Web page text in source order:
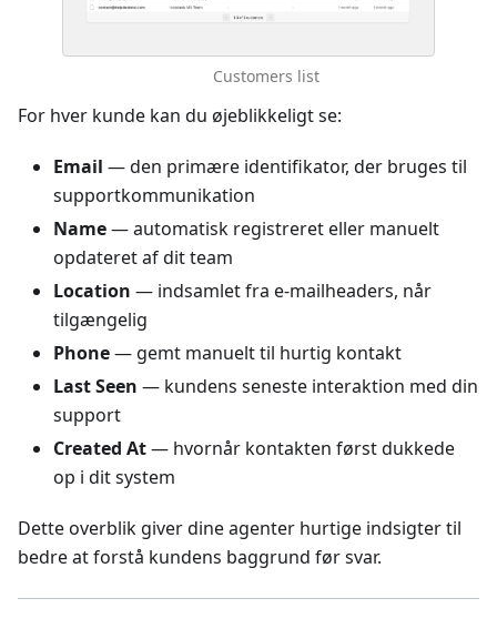
Customers list
For hver kunde kan du øjeblikkeligt se:
Email — den primære identifikator, der bruges til
supportkommunikation
Name— automatisk registreret eller manuelt
opdateret af dit team
Location — indsamlet fra e-mailheaders, når
tilgængelig
Phone— gemt manuelt til hurtig kontakt
Last Seen — kundens seneste interaktion med din
support
Created At— hvornår kontakten først dukkede
op i dit system
Dette overblik giver dine agenter hurtige indsigter til
bedre at forstå kundens baggrund før svar.